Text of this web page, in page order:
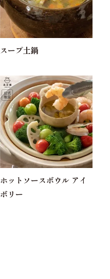
スープ土鍋
ホットソースボウル アイ
ボリー